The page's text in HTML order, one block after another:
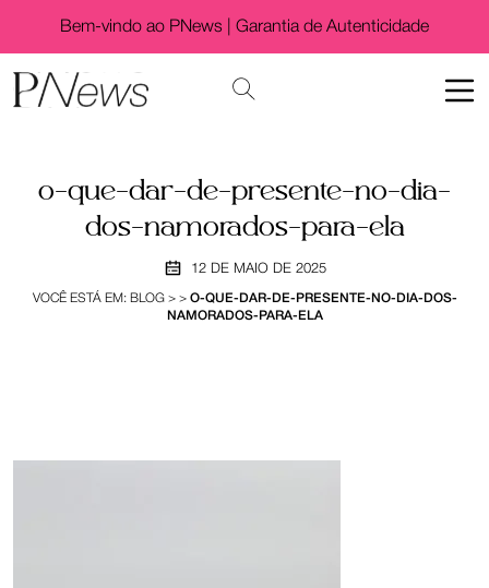
Bem-vindo ao PNews | Garantia de Autenticidade
o-que-dar-de-presente-no-dia-
dos-namorados-para-ela
12 DE MAIO DE 2025
VOCÊ ESTÁ EM: BLOG> > O-QUE-DAR-DE-PRESENTE-NO-DIA-DOS-
NAMORADOS-PARA-ELA